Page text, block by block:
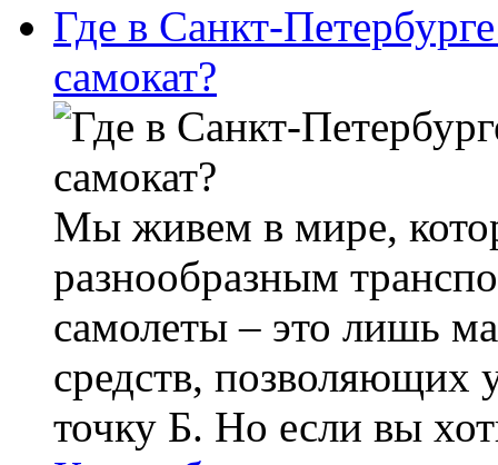
Где в Санкт-
самокат?
Мы живем в мире,
разнообразным
самолеты – это лишь
средств, позволяющих
точку Б. Но если вы